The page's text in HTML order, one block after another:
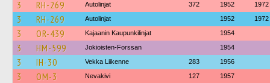
3 RH-269 Autolinjat 372 1952 1972
3 RH-269 Autolinjat 1952 1972
3 OR-439 Kajaanin Kaupunkilinjat 1954
3 HM-599 Jokioisten-Forssan 1954
3 IH-30 Vekka Liikenne 283 1956
3 OM-3 Nevakivi 127 1957